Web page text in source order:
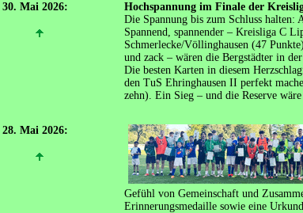
30. Mai 2026:
Hochspannung im Finale der
Die Spannung bis zum Schluss
Spannend, spannender – Kreisliga C
Schmerlecke/Völlinghausen (47
und zack – wären die Bergstädter in
Die besten Karten in diesem
den TuS Ehringhausen II perfekt
zehn). Ein Sieg – und die Reserve
28. Mai 2026:
Gefühl von Gemeinschaft und
Erinnerungsmedaille sowie eine